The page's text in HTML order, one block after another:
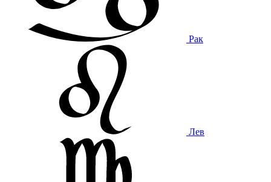
Рак
Лев